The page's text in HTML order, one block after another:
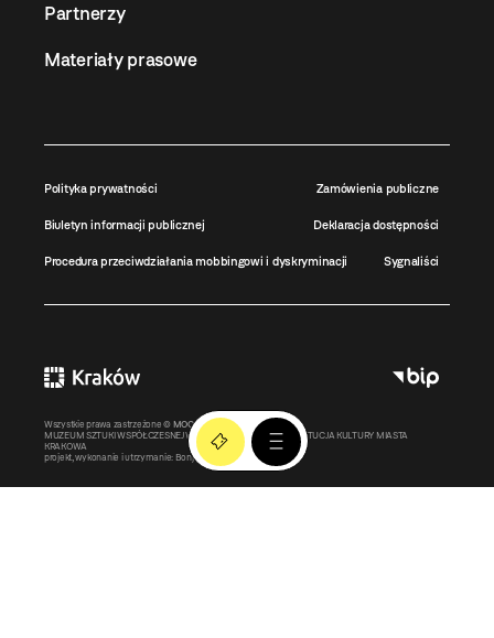
Partnerzy
Materiały prasowe
Polityka prywatności Zamówienia publiczne
Biuletyn informacji publicznej Deklaracja dostępności
Procedura przeciwdziałania mobbingowi i dyskryminacji Sygnaliści
Wszystkie prawa zastrzeżone © MOCAK2011-2026
MUZEUM SZTUKI WSPÓŁCZESNEJ W KRAKOWIE MOCAK – INSTYTUCJA KULTURY MIASTA
KRAKOWA
projekt, wykonanie i utrzymanie: Bonjour.pl